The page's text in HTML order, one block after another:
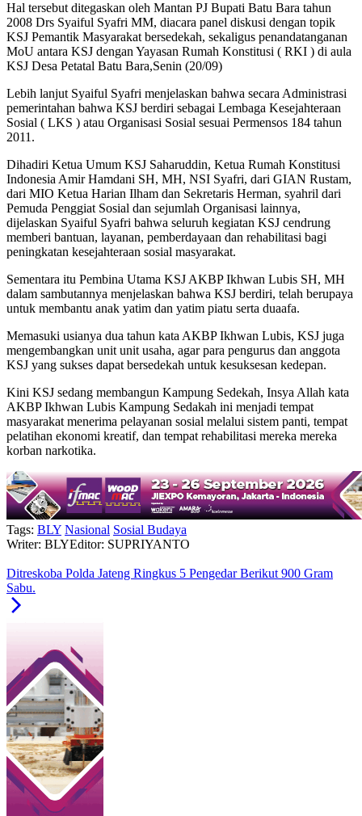
Hal tersebut ditegaskan oleh Mantan PJ Bupati Batu Bara tahun
2008 Drs Syaiful Syafri MM, diacara panel diskusi dengan topik
KSJ Pemantik Masyarakat bersedekah, sekaligus penandatanganan
MoU antara KSJ dengan Yayasan Rumah Konstitusi ( RKI ) di aula
KSJ Desa Petatal Batu Bara,Senin (20/09)
Lebih lanjut Syaiful Syafri menjelaskan bahwa secara Administrasi
pemerintahan bahwa KSJ berdiri sebagai Lembaga Kesejahteraan
Sosial ( LKS ) atau Organisasi Sosial sesuai Permensos 184 tahun
2011.
Dihadiri Ketua Umum KSJ Saharuddin, Ketua Rumah Konstitusi
Indonesia Amir Hamdani SH, MH, NSI Syafri, dari GIAN Rustam,
dari MIO Ketua Harian Ilham dan Sekretaris Herman, syahril dari
Pemuda Penggiat Sosial dan sejumlah Organisasi lainnya,
dijelaskan Syaiful Syafri bahwa seluruh kegiatan KSJ cendrung
memberi bantuan, layanan, pemberdayaan dan rehabilitasi bagi
peningkatan kesejahteraan sosial masyarakat.
Sementara itu Pembina Utama KSJ AKBP Ikhwan Lubis SH, MH
dalam sambutannya menjelaskan bahwa KSJ berdiri, telah berupaya
untuk membantu anak yatim dan yatim piatu serta duaafa.
Memasuki usianya dua tahun kata AKBP Ikhwan Lubis, KSJ juga
mengembangkan unit unit usaha, agar para pengurus dan anggota
KSJ yang sukses dapat bersedekah untuk kesuksesan kedepan.
Kini KSJ sedang membangun Kampung Sedekah, Insya Allah kata
AKBP Ikhwan Lubis Kampung Sedakah ini menjadi tempat
masyarakat menerima pelayanan sosial melalui sistem panti, tempat
pelatihan ekonomi kreatif, dan tempat rehabilitasi mereka mereka
korban narkotika.
Tags: BLY Nasional Sosial Budaya
Writer: BLYEditor: SUPRIYANTO
Ditreskoba Polda Jateng Ringkus 5 Pengedar Berikut 900 Gram
Sabu.